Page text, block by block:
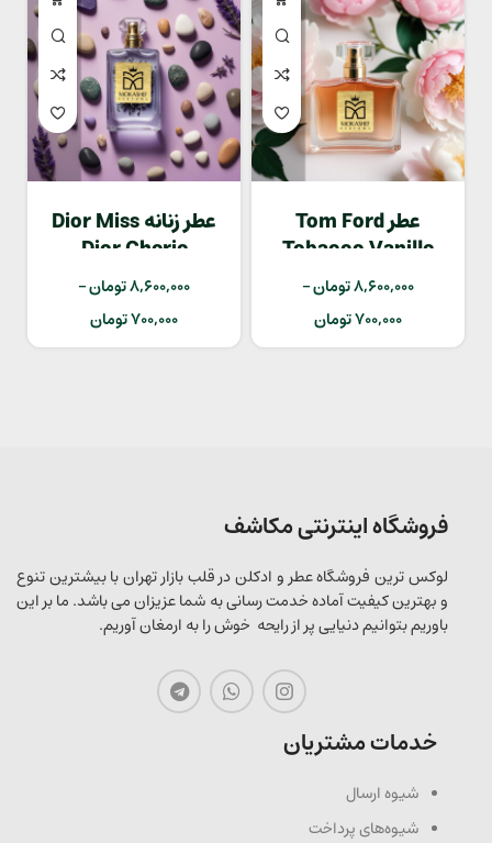
عطر Tom Ford
Tobacco Vanille
8,600,000تومان–
700,000تومان
عطر زنانه Dior Miss
Dior Cherie
8,600,000تومان–
700,000تومان
فروشگاه اینترنتی مکاشف
لوکس ترین فروشگاه عطر و ادکلن در قلب بازار تهران با بیشترین تنوع
و بهترین کیفیت آماده خدمت رسانی به شما عزیزان می باشد. ما بر این
باوریم بتوانیم دنیایی پر از رایحه خوش را به ارمغان آوریم.
خدمات مشتریان
شیوه ارسال
شیوه‌های پرداخت